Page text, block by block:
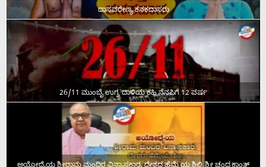
ದಾಸವರೇಣ್ಯ ಕನಕದಾಸರು
26/11 ಮುಂಬೈ ಉಗ್ರ ದಾಳಿಯ ಕಹಿ ನೆನಪಿಗೆ 12 ವರ್ಷ